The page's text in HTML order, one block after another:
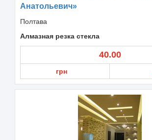
Анатольевич»
Полтава
Алмазная резка стекла
40.00
грн